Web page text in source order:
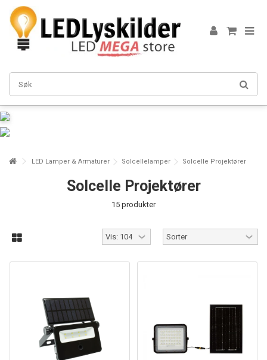
LED Lamper & Armaturer Solcellelamper Solcelle Projektører
Solcelle Projektører
15 produkter